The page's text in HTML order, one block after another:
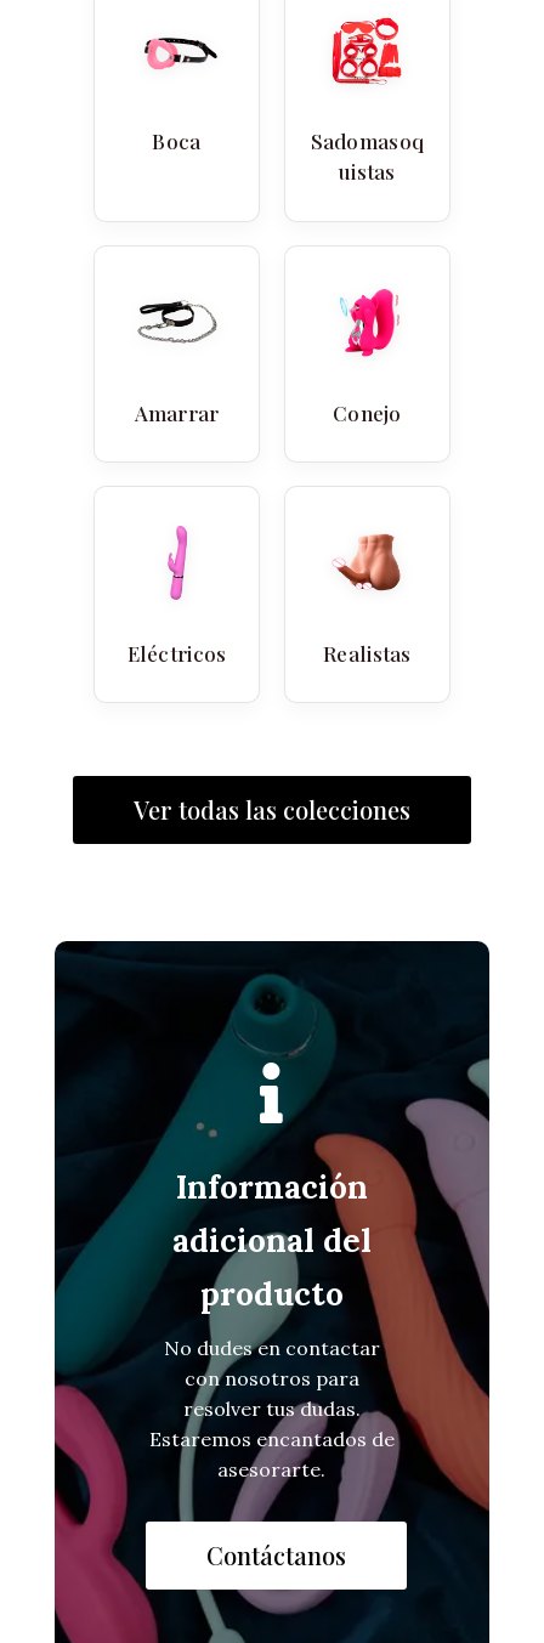
Boca
Sadomasoq
uistas
Amarrar Conejo
Eléctricos Realistas
Ver todas las colecciones

Información
adicional del
producto
No dudes en contactar
con nosotros para
resolver tus dudas.
Estaremos encantados de
asesorarte.
Contáctanos